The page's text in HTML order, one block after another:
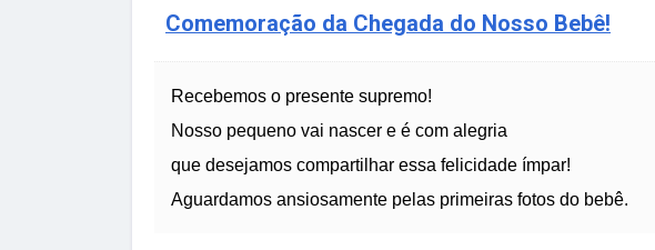
Comemoração da Chegada do Nosso Bebê!
Recebemos o presente supremo!
Nosso pequeno vai nascer e é com alegria
que desejamos compartilhar essa felicidade ímpar!
Aguardamos ansiosamente pelas primeiras fotos do bebê.